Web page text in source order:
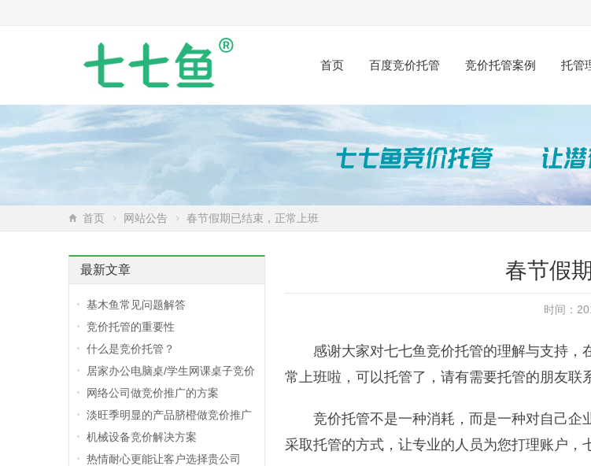
首页 百度竞价托管 竞价托管案例 托管
首页 网站公告 春节假期已结束，正常上班
春节假
时间：
感谢大家对七七鱼竞价托管的理解与支持
常上班啦，可以托管了，请有需要托管的朋友联
竞价托管不是一种消耗，而是一种对自己
采取托管的方式，让专业的人员为您打理账户，
最新文章
基木鱼常见问题解答
竞价托管的重要性
什么是竞价托管？
居家办公电脑桌/学生网课桌子竞价
推广方案
网络公司做竞价推广的方案
淡旺季明显的产品脐橙做竞价推广
机械设备竞价解决方案
热情耐心更能让客户选择贵公司